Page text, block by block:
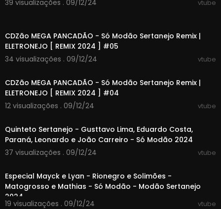
39 visualizações . 09/12/24
vtube
CDZão MEGA PANCADÃO - Só Modão Sertanejo Remix |
ELETRONEJO [ REMIX 2024 ] #05
34 visualizações . 09/12/24
vtube
CDZão MEGA PANCADÃO - Só Modão Sertanejo Remix |
ELETRONEJO [ REMIX 2024 ] #04
12 visualizações . 09/12/24
vtube
Quinteto Sertanejo - Gusttavo Lima, Eduardo Costa,
Paraná, Leonardo e João Carreiro - Só Modão 2024
37 visualizações . 09/12/24
vtube
Especial Mayck e Lyan - Rionegro e Solimões -
Matogrosso e Mathias - Só Modão - Modão Sertanejo
2024
19 visualizações . 09/12/24 vtube